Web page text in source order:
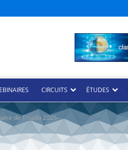
CIRCUITS ÉTUDES
de Trujillo 2025